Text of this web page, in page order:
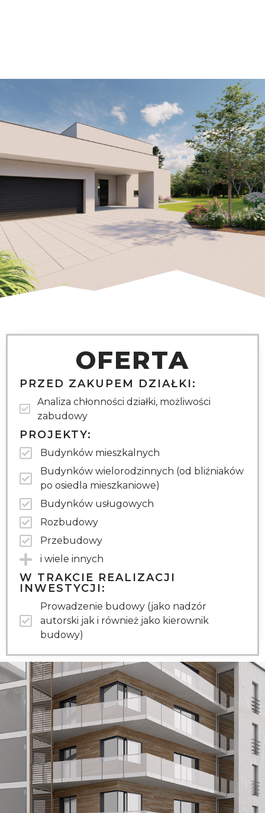
OFERTA
PRZED ZAKUPEM DZIAŁKI:
Analiza chłonności działki, możliwości
zabudowy
PROJEKTY:
Budynków mieszkalnych
Budynków wielorodzinnych (od bliźniaków
po osiedla mieszkaniowe)
Budynków usługowych
Rozbudowy
Przebudowy
i wiele innych
W TRAKCIE REALIZACJI
INWESTYCJI:
Prowadzenie budowy (jako nadzór
autorski jak i również jako kierownik
budowy)